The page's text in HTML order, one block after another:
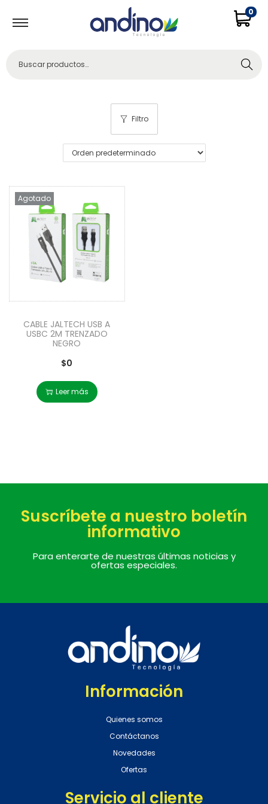
0
Buscar
Filtro
Agotado
CABLE JALTECH USB A
USBC 2M TRENZADO
NEGRO
$0
Leer más
Suscríbete a nuestro boletín
informativo
Para enterarte de nuestras últimas noticias y
ofertas especiales.
Información
Quienes somos
Contáctanos
Novedades
Ofertas
Servicio al cliente